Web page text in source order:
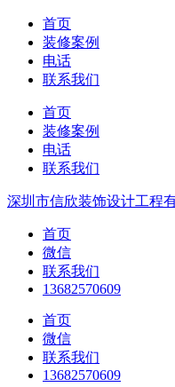
首页
装修案例
电话
联系我们
首页
装修案例
电话
联系我们
深圳市信欣装饰设计工程
首页
微信
联系我们
13682570609
首页
微信
联系我们
13682570609